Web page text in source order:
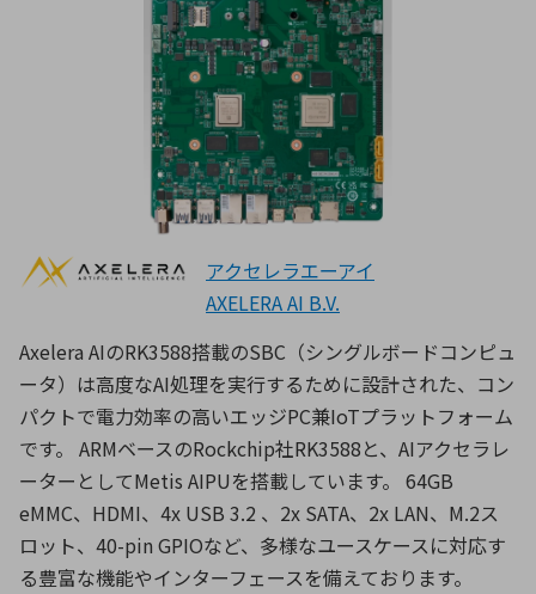
アクセレラエーアイ
AXELERA AI B.V.
Axelera AIのRK3588搭載のSBC（シングルボードコンピュ
ータ）は高度なAI処理を実行するために設計された、コン
パクトで電力効率の高いエッジPC兼IoTプラットフォーム
です。 ARMベースのRockchip社RK3588と、AIアクセラレ
ーターとしてMetis AIPUを搭載しています。 64GB
eMMC、HDMI、4x USB 3.2 、2x SATA、2x LAN、M.2ス
ロット、40-pin GPIOなど、多様なユースケースに対応す
る豊富な機能やインターフェースを備えております。